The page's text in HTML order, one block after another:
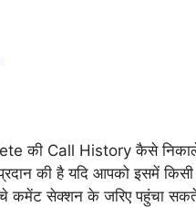
की Call History कैसे
की है यदि आपको इसमें
कमेंट सेक्शन के जरिए पहुंचा